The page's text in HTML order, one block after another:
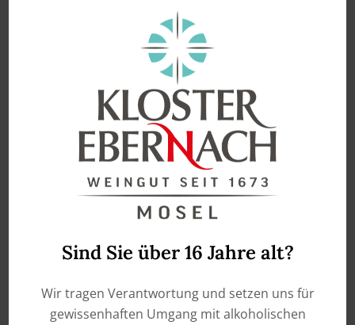
Sind Sie über 16 Jahre alt?
Wir tragen Verantwortung und setzen uns für
gewissenhaften Umgang mit alkoholischen
enthält 0,75Liter
2025 Rot-Gold -Roter
Qualitätswein Mosel
IN DEN WARENKORB